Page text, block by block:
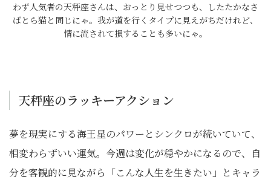
わず人気者の天秤座さんは、おっとり見せつつも、したたかなさ
ばとら猫と同じにゃ。我が道を行くタイプに見えがちだけれど、
情に流されて損することも多いにゃ。
天秤座のラッキーアクション
夢を現実にする海王星のパワーとシンクロが続いていて、
相変わらずいい運気。今週は変化が穏やかになるので、自
分を客観的に見ながら「こんな人生を生きたい」とキャラ